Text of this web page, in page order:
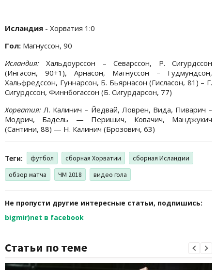
Исландия - Хорватия 1:0
Гол: Магнуссон, 90
Исландия: Хальдоурссон – Севарссон, Р. Сигурдссон
(Ингасон, 90+1), Арнасон, Магнуссон – Гудмундсон,
Хальфредссон, Гуннарсон, Б. Бьярнасон (Гисласон, 81) – Г.
Сигурдссон, Финнбогассон (Б. Сигурдарсон, 77)
Хорватия: Л. Калинич – Йедвай, Ловрен, Вида, Пиварич –
Модрич, Бадель — Перишич, Ковачич, Манджукич
(Сантини, 88) — Н. Калинич (Брозович, 63)
Теги: футбол сборная Хорватии
сборная Исландии
обзор матча
ЧМ 2018 видео гола
Не пропусти другие интересные статьи, подпишись:
bigmir)net в facebook
Статьи по теме